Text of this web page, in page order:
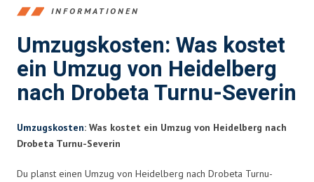
INFORMATIONEN
Umzugskosten: Was kostet
ein Umzug von Heidelberg
nach Drobeta Turnu-Severin
Umzugskosten: Was kostet ein Umzug von Heidelberg nach
Drobeta Turnu-Severin
Du planst einen Umzug von Heidelberg nach Drobeta Turnu-